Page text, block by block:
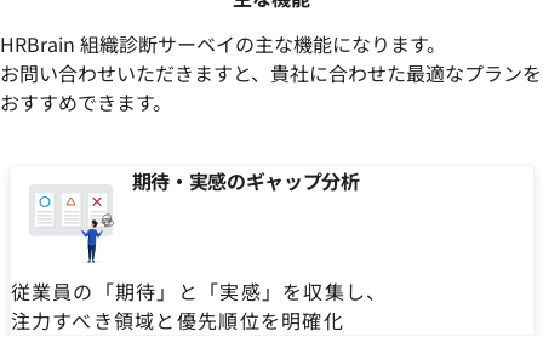
HRBrain 組織診断サーベイの主な機能になります。
お問い合わせいただきますと、貴社に合わせた最適なプランを
おすすめできます。
期待・実感のギャップ分析
従業員の「期待」と「実感」を収集し、
注力すべき領域と優先順位を明確化